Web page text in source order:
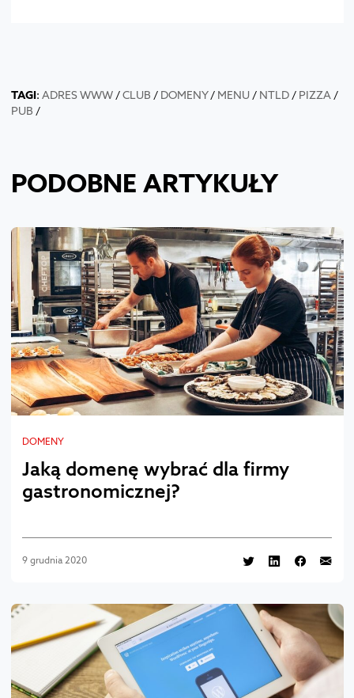
TAGI: ADRES WWW/CLUB / DOMENY/ MENU/ NTLD/ PIZZA/
PUB /
PODOBNE ARTYKUŁY
DOMENY
Jaką domenę wybrać dla firmy
gastronomicznej?
9 grudnia 2020